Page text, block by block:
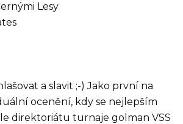
Lesy
a slavit ;-) Jako první na
ocenění, kdy se nejlepším
direktoriátu turnaje golman VSS